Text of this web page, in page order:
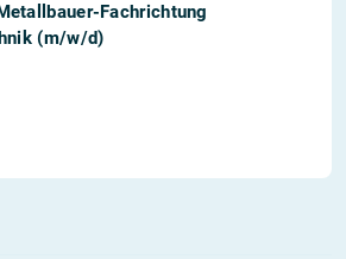
Fachrichtung
(m/w/d)